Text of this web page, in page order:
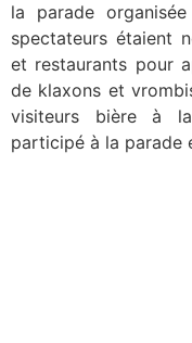
la parade
spectateurs étaient
et restaurants pour
de klaxons et
visiteurs bière à
participé à la parade